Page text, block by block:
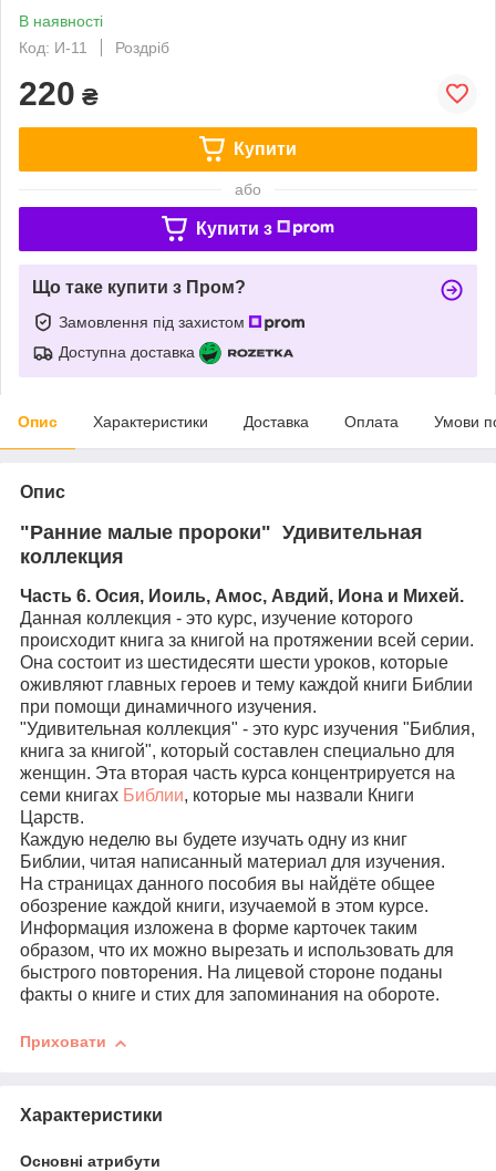
В наявності
Код: И-11
Роздріб
220 ₴
Купити
або
Купити з
Що таке купити з Пром?
Замовлення під захистом
Доступна доставка
Опис Характеристики Доставка Оплата Умови
Опис
"Ранние малые пророки" Удивительная
коллекция
Часть 6. Осия, Иоиль, Амос, Авдий, Иона и Михей.
Данная коллекция - это курс, изучение которого
происходит книга за книгой на протяжении всей серии.
Она состоит из шестидесяти шести уроков, которые
оживляют главных героев и тему каждой книги Библии
при помощи динамичного изучения.
"Удивительная коллекция" - это курс изучения "Библия,
книга за книгой", который составлен специально для
женщин. Эта вторая часть курса концентрируется на
семи книгах Библии, которые мы назвали Книги
Царств.
Каждую неделю вы будете изучать одну из книг
Библии, читая написанный материал для изучения.
На страницах данного пособия вы найдёте общее
обозрение каждой книги, изучаемой в этом курсе.
Информация изложена в форме карточек таким
образом, что их можно вырезать и использовать для
быстрого повторения. На лицевой стороне поданы
факты о книге и стих для запоминания на обороте.
Приховати
Характеристики
Основні атрибути